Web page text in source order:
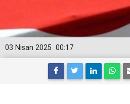
00:17
03 Nisan 2025